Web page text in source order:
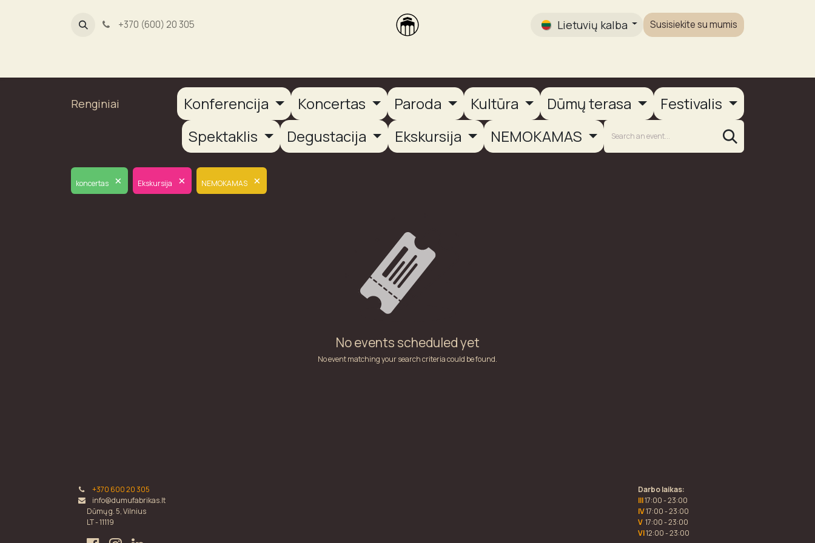
+370 (600) 20 305 Lietuvių kalba Susisiekite su mumis
Renginiai Konferencija Koncertas Paroda Kultūra Dūmų terasa
Festivalis
Spektaklis
Degustacija Ekskursija NEMOKAMAS
koncertas × Ekskursija × NEMOKAMAS ×
No events scheduled yet
No event matching your search criteria could be found.
+370 600 20 305
info@dumufabrikas.lt
Dūmų g. 5, Vilnius
LT - 11119
Darbo laikas:
III17:00 - 23:00
IV17:00 - 23:00
V 17:00 - 23:00
VI12:00 - 23:00